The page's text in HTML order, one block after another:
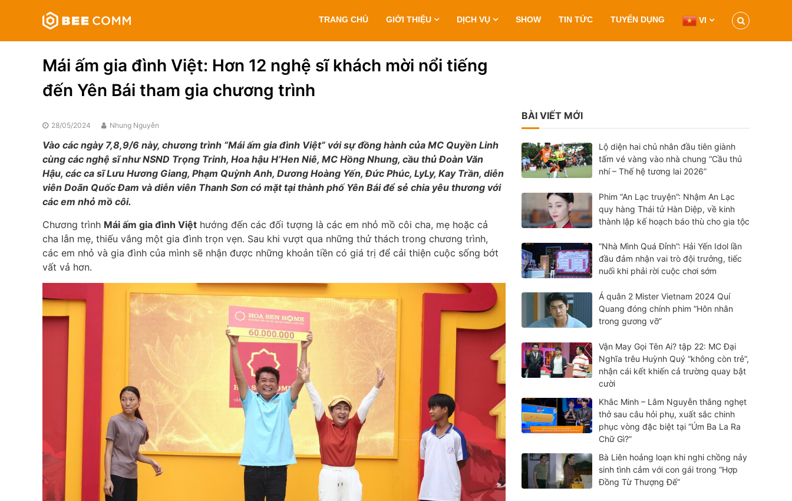
Bee
Comm
Truyền
đa
tiện
TRANG CHỦ GIỚI THIỆU DỊCH VỤ SHOW TIN TỨC TUYỂN DỤNG VI
Mái ấm gia đình Việt: Hơn 12 nghệ sĩ khách mời nổi tiếng
đến Yên Bái tham gia chương trình
28/05/2024 Nhung Nguyễn
Vào các ngày 7,8,9/6 này, chương trình “Mái ấm gia đình Việt” với sự đồng hành của MC Quyền Linh
cùng các nghệ sĩ như NSND Trọng Trinh, Hoa hậu H’Hen Niê, MC Hồng Nhung, cầu thủ Đoàn Văn
Hậu, các ca sĩ Lưu Hương Giang, Phạm Quỳnh Anh, Dương Hoàng Yến, Đức Phúc, LyLy, Kay Trần, diễn
viên Doãn Quốc Đam và diễn viên Thanh Sơn có mặt tại thành phố Yên Bái để sẻ chia yêu thương với
các em nhỏ mồ côi.
Chương trình Mái ấm gia đình Việt hướng đến các đối tượng là các em nhỏ mồ côi cha, mẹ hoặc cả
cha lẫn mẹ, thiếu vắng một gia đình trọn vẹn. Sau khi vượt qua những thử thách trong chương trình,
các em nhỏ và gia đình của mình sẽ nhận được những khoản tiền có giá trị để cải thiện cuộc sống bớt
vất vả hơn.
BÀI VIẾT MỚI
Lộ diện hai chủ nhân đầu tiên giành
tấm vé vàng vào nhà chung “Cầu thủ
nhí – Thế hệ tương lai 2026”
Phim “An Lạc truyện”: Nhậm An Lạc
quy hàng Thái tử Hàn Diệp, về kinh
thành lập kế hoạch báo thù cho gia tộc
“Nhà Mình Quá Đỉnh”: Hải Yến Idol lần
đầu đảm nhận vai trò đội trưởng, tiếc
nuối khi phải rời cuộc chơi sớm
Á quân 2 Mister Vietnam 2024 Quí
Quang đóng chính phim “Hôn nhân
trong gương vỡ”
Vận May Gọi Tên Ai? tập 22: MC Đại
Nghĩa trêu Huỳnh Quý “không còn trẻ”,
nhận cái kết khiến cả trường quay bật
cười
Khắc Minh – Lâm Nguyễn thắng nghẹt
thở sau câu hỏi phụ, xuất sắc chinh
phục vòng đặc biệt tại “Úm Ba La Ra
Chữ Gì?”
Bà Liên hoảng loạn khi nghi chồng nảy
sinh tình cảm với con gái trong “Hợp
Đồng Từ Thượng Đế”